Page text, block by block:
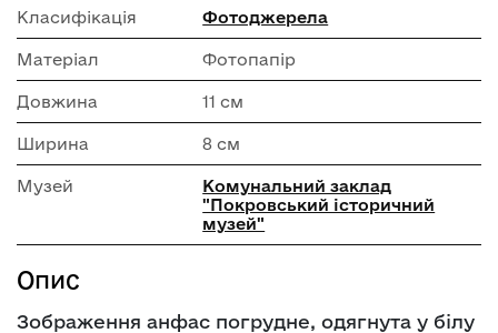
Класифікація Фотоджерела
Матеріал Фотопапір
Довжина 11 см
Ширина 8 см
Музей
Комунальний заклад
"Покровський історичний
музей"
Опис
Зображення анфас погрудне, одягнута у білу